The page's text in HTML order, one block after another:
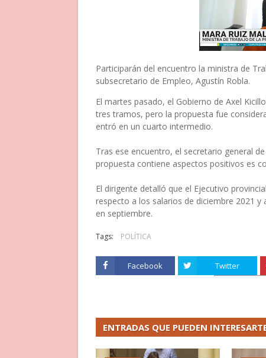
Participarán del encuentro la ministra de
subsecretario de Empleo, Agustín Robla.
El martes pasado, el Gobierno de Axel
tres tramos, pero la propuesta fue
entró en un cuarto intermedio.
Tras ese encuentro, el secretario general
propuesta contiene aspectos positivos es
El dirigente detalló que el Ejecutivo
respecto a los salarios de diciembre 2021
en septiembre.
Tags: POLÍTICA
Facebook Twitter
ENTRADAS QUE PUEDEN